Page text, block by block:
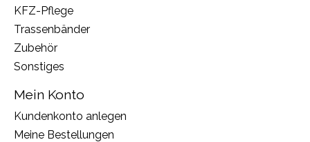
KFZ-Pflege
Trassenbänder
Zubehör
Sonstiges
Mein Konto
Kundenkonto anlegen
Meine Bestellungen